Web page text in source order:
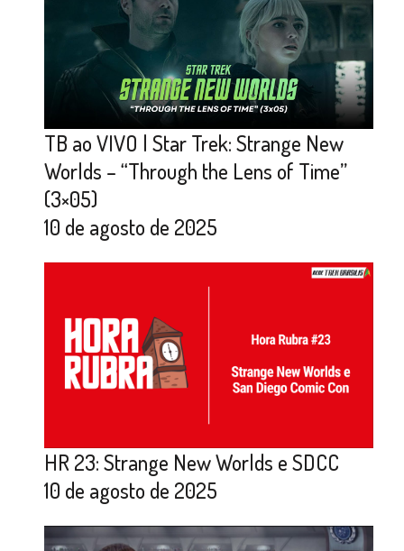
TB ao VIVO | Star Trek: Strange New
Worlds – “Through the Lens of Time”
(3×05)
10 de agosto de 2025
HR 23: Strange New Worlds e SDCC
10 de agosto de 2025